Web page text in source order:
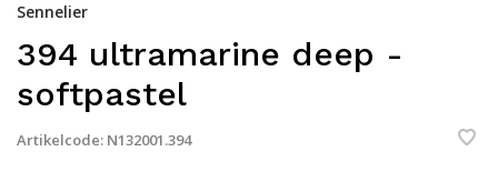
Sennelier
394 ultramarine deep -
softpastel
Artikelcode: N132001.394